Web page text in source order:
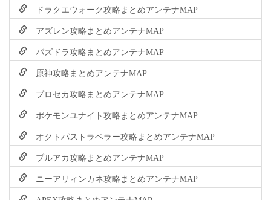
ドラクエウォーク攻略まとめアンテナMAP
アズレン攻略まとめアンテナMAP
パズドラ攻略まとめアンテナMAP
原神攻略まとめアンテナMAP
プロセカ攻略まとめアンテナMAP
ポケモンユナイト攻略まとめアンテナMAP
オクトパストラベラー攻略まとめアンテナMAP
ブルアカ攻略まとめアンテナMAP
ニーアリィンカネ攻略まとめアンテナMAP